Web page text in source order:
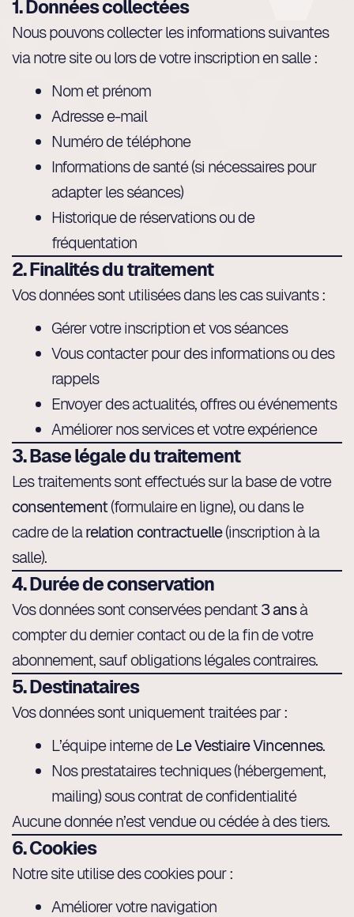
1. Données collectées
Nous pouvons collecter les informations suivantes
via notre site ou lors de votre inscription en salle :
Nom et prénom
Adresse e-mail
Numéro de téléphone
Informations de santé (si nécessaires pour
adapter les séances)
Historique de réservations ou de
fréquentation
2. Finalités du traitement
Vos données sont utilisées dans les cas suivants :
Gérer votre inscription et vos séances
Vous contacter pour des informations ou des
rappels
Envoyer des actualités, offres ou événements
Améliorer nos services et votre expérience
3. Base légale du traitement
Les traitements sont effectués sur la base de votre
consentement(formulaire en ligne), ou dans le
cadre de larelation contractuelle(inscription à la
salle).
4. Durée de conservation
Vos données sont conservées pendant3 ansà
compter du dernier contact ou de la fin de votre
abonnement, sauf obligations légales contraires.
5. Destinataires
Vos données sont uniquement traitées par :
L’équipe interne deLe Vestiaire Vincennes.
Nos prestataires techniques (hébergement,
mailing) sous contrat de confidentialité
Aucune donnée n’est vendue ou cédée à des tiers.
6. Cookies
Notre site utilise des cookies pour :
Améliorer votre navigation